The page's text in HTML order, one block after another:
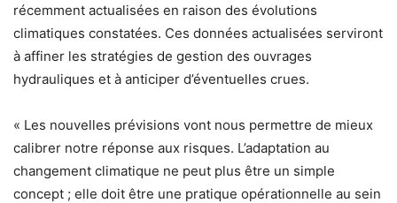
récemment actualisées en raison des évolutions
climatiques constatées. Ces données actualisées serviront
à affiner les stratégies de gestion des ouvrages
hydrauliques et à anticiper d’éventuelles crues.
« Les nouvelles prévisions vont nous permettre de mieux
calibrer notre réponse aux risques. L’adaptation au
changement climatique ne peut plus être un simple
concept ; elle doit être une pratique opérationnelle au sein